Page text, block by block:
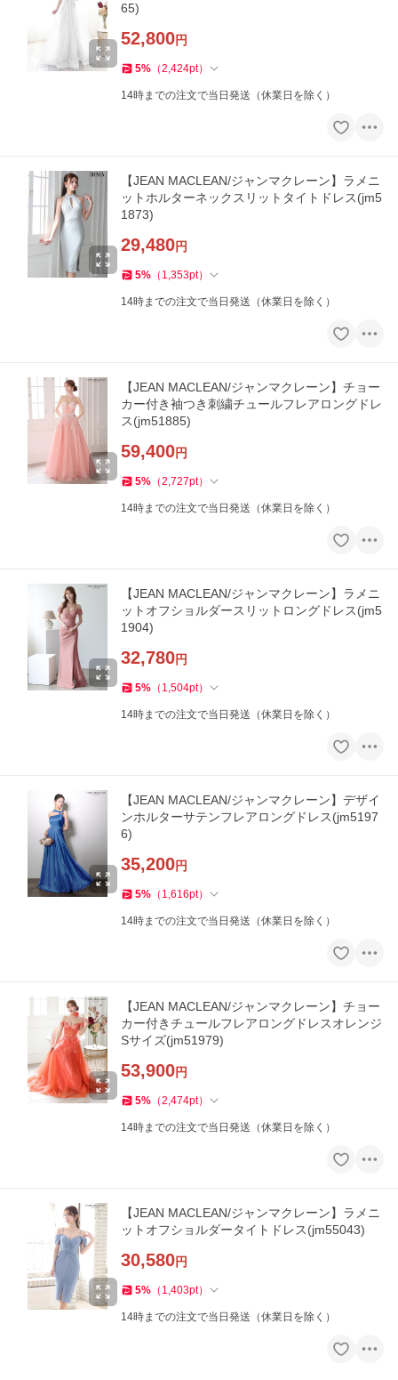
65)
52,800円
5% （2,424pt）
14時までの注文で当日発送（休業日を除く）
【JEAN MACLEAN/ジャンマクレーン】ラメニ
ットホルターネックスリットタイトドレス(jm5
1873)
29,480円
5% （ 1,353pt）
14時までの注文で当日発送（休業日を除く）
【JEAN MACLEAN/ジャンマクレーン】チョー
カー付き袖つき刺繍チュールフレアロングドレ
ス(jm51885)
59,400円
5% （2,727pt）
14時までの注文で当日発送（休業日を除く）
【JEAN MACLEAN/ジャンマクレーン】ラメニ
ットオフショルダースリットロングドレス(jm5
1904)
32,780円
5% （ 1,504pt）
14時までの注文で当日発送（休業日を除く）
【JEAN MACLEAN/ジャンマクレーン】デザイ
ンホルターサテンフレアロングドレス(jm5197
6)
35,200円
5% （ 1,616pt）
14時までの注文で当日発送（休業日を除く）
【JEAN MACLEAN/ジャンマクレーン】チョー
カー付きチュールフレアロングドレスオレンジ
Sサイズ(jm51979)
53,900円
5% （2,474pt）
14時までの注文で当日発送（休業日を除く）
【JEAN MACLEAN/ジャンマクレーン】ラメニ
ットオフショルダータイトドレス(jm55043)
30,580円
5% （ 1,403pt）
14時までの注文で当日発送（休業日を除く）